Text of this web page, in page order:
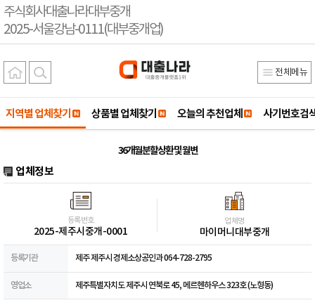
주식회사대출나라대부중개
2025-서울강남-0111(대부중개업)
전체메뉴
지역별 업체찾기 상품별 업체찾기 오늘의 추천업체 사기번호검
36개월분할상환 및 월변
업체정보
등록번호
2025-제주시중개-0001
업체명
마이머니대부중개
등록기관 제주 제주시 경제소상공인과 064-728-2795
영업소 제주특별자치도 제주시 연북로 45, 메르헨하우스 323호 (노형동)